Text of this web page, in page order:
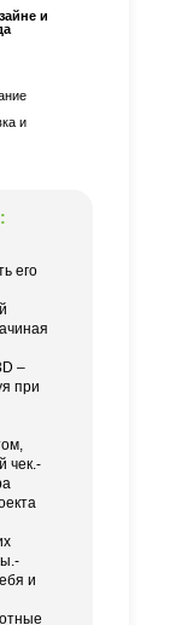
и
и
его
–
при
чек.-
и